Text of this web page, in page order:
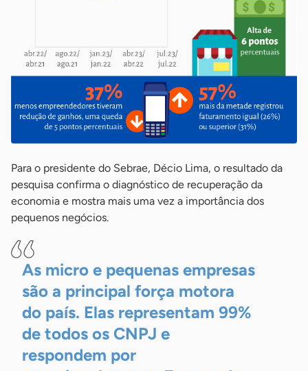
Para o presidente do Sebrae, Décio Lima, o resultado da
pesquisa confirma o diagnóstico de recuperação da
economia e mostra mais uma vez a importância dos
pequenos negócios.
As micro e pequenas empresas
são a principal força motora
do país. Elas representam 99%
de todos os CNPJ e
respondem por